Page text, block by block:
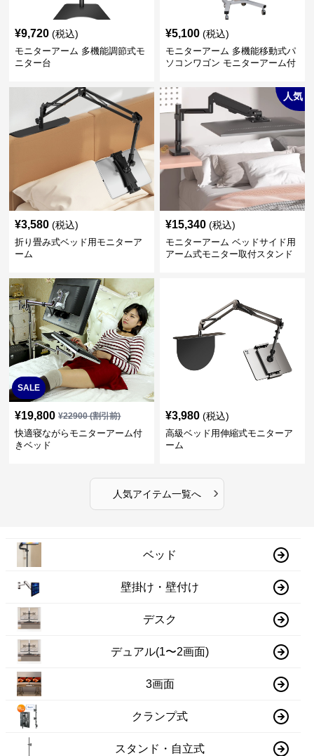
¥9,720 (税込)
モニターアーム 多機能調節式モ
ニター台
¥5,100 (税込)
モニターアーム 多機能移動式パ
ソコンワゴン モニターアーム付
¥3,580 (税込)
折り畳み式ベッド用モニターア
ーム
人気
¥15,340 (税込)
モニターアーム ベッドサイド用
アーム式モニター取付スタンド
SALE
¥19,800 ¥22900(割引前)
快適寝ながらモニターアーム付
きベッド
¥3,980 (税込)
高級ベッド用伸縮式モニターア
ーム
人気アイテム一覧へ ›
ベッド
壁掛け・壁付け
デスク
デュアル(1〜2画面)
3画面
クランプ式
スタンド・自立式